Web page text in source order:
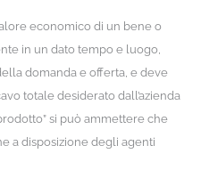
economico di un bene o
in un dato tempo e luogo,
domanda e offerta, e deve
totale desiderato dall’azienda
si può ammettere che
a disposizione degli agenti